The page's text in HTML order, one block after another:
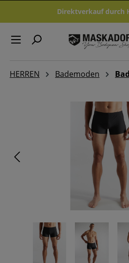
Zum Hauptinhalt springen
Direktverkauf durch
HERREN Bademoden